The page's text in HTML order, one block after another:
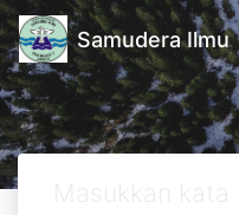
Samudera Ilmu